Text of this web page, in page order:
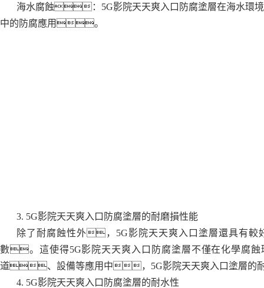
海水腐蝕：5G影院天天爽入口防腐塗層在海水
中的防腐應用。
3. 5G影院天天爽入口防腐塗層的耐磨損性能
除了耐腐蝕性外，5G影院天天爽入口塗層還具有
數。這使得5G影院天天爽入口防腐塗層不僅在化學腐
道、設備等應用中，5G影院天天爽入口塗層的
4. 5G影院天天爽入口防腐塗層的耐水性